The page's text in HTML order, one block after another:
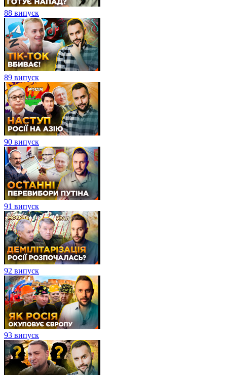
88 випуск
89 випуск
90 випуск
91 випуск
92 випуск
93 випуск